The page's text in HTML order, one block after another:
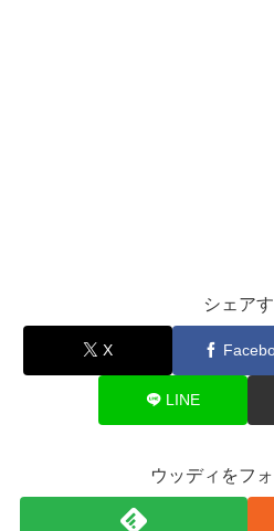
シェア
X
LINE
ウッディをフ